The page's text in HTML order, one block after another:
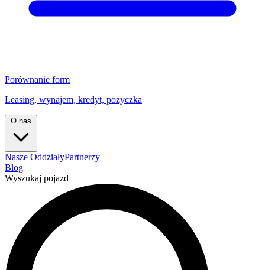
Porównanie form
Leasing, wynajem, kredyt, pożyczka
O nas
Nasze OddziałyPartnerzy
Blog
Wyszukaj pojazd